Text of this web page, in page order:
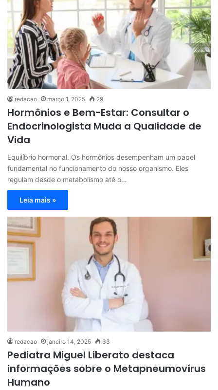
redacao março 1, 2025 29
Hormônios e Bem-Estar: Consultar o
Endocrinologista Muda a Qualidade de
Vida
Equilíbrio hormonal. Os hormônios desempenham um papel
fundamental no funcionamento do nosso organismo. Eles
regulam desde o metabolismo até o…
Leia mais »
redacao janeiro 14, 2025 33
Pediatra Miguel Liberato destaca
informações sobre o Metapneumovírus
Humano